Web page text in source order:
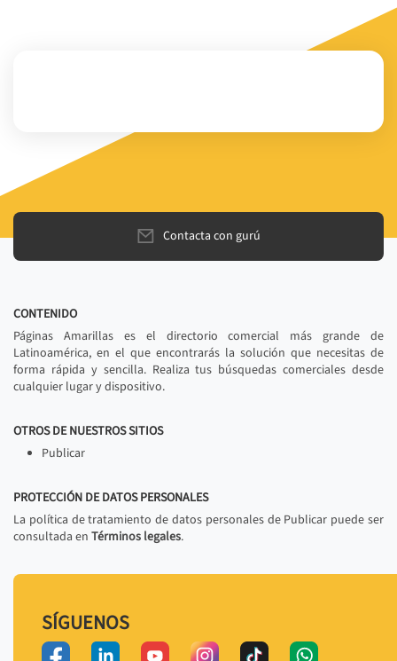
Contacta con gurú
CONTENIDO
Páginas Amarillas es el directorio comercial más grande de
Latinoamérica, en el que encontrarás la solución que necesitas de
forma rápida y sencilla. Realiza tus búsquedas comerciales desde
cualquier lugar y dispositivo.
OTROS DE NUESTROS SITIOS
Publicar
PROTECCIÓN DE DATOS PERSONALES
La política de tratamiento de datos personales de Publicar puede ser
consultada en Términos legales.
SÍGUENOS